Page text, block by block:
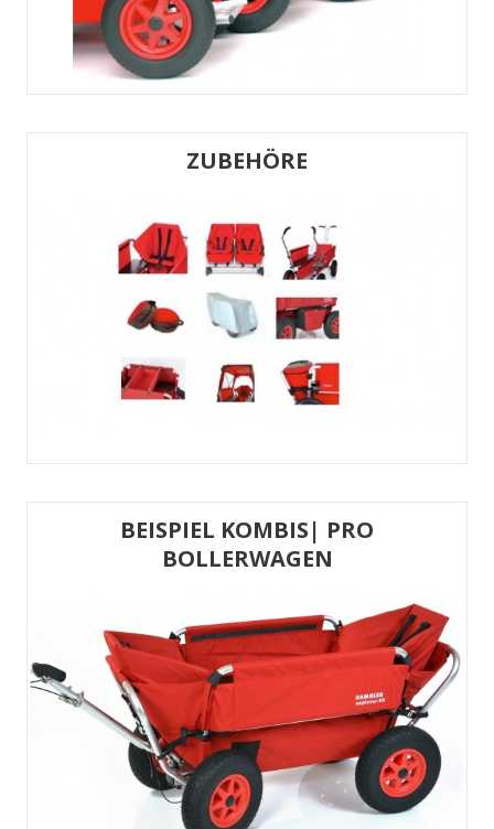
ZUBEHÖRE
BEISPIEL KOMBIS| PRO
BOLLERWAGEN